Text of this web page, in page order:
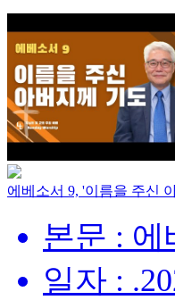
에베소서 9, '이름을 주신
본문 : 에
일자 :